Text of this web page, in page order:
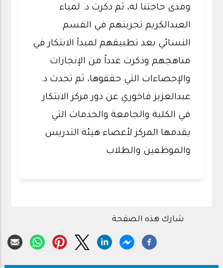
ومدى حاجتنا له، ثم ذكرت د. لمياء
العبدالكريم تجربتهم في القسم
النسائي بعد تطبيقهم لمبدأ الابتكار في
مناهجهم وذكرت عدداً من الإنجازات
والإحصاءات التي حققوها، ثم تحدث د.
عبدالعزيز فاخوري عن دور مركز الابتكار
في الكلية والجامعة والخدمات التي
يقدمها المركز لأعضاء هيئة التدريس
والموظفين والطلاب
شارك هذه الصفحة